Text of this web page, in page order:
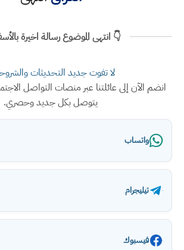
👇 انتهى الموضوع رسالة اخيرة
لا تفوت جديد التحديثات
انضم الآن إلى عائلتنا عبر منصات التواصل
يتوصل بكل جديد وحصري.
واتساب
تيليجرام
فيسبوك